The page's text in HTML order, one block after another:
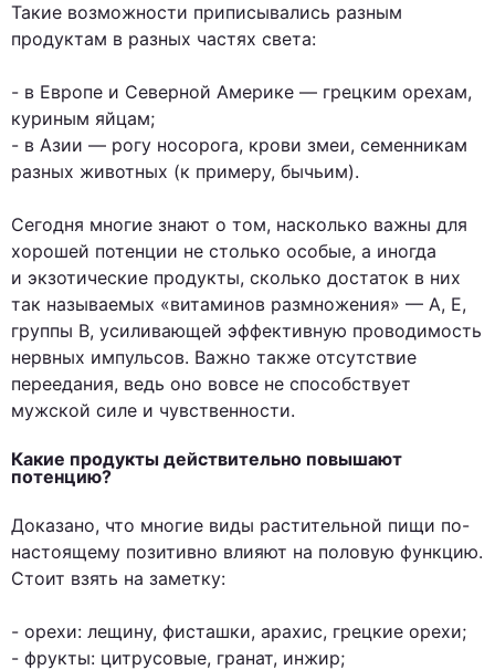
Такие возможности приписывались разным
продуктам в разных частях света:
- в Европе и Северной Америке — грецким орехам,
куриным яйцам;
- в Азии — рогу носорога, крови змеи, семенникам
разных животных (к примеру, бычьим).
Сегодня многие знают о том, насколько важны для
хорошей потенции не столько особые, а иногда
и экзотические продукты, сколько достаток в них
так называемых «витаминов размножения» — А, Е,
группы В, усиливающей эффективную проводимость
нервных импульсов. Важно также отсутствие
переедания, ведь оно вовсе не способствует
мужской силе и чувственности.
Какие продукты действительно повышают
потенцию?
Доказано, что многие виды растительной пищи по-
настоящему позитивно влияют на половую функцию.
Стоит взять на заметку:
- орехи: лещину, фисташки, арахис, грецкие орехи;
- фрукты: цитрусовые, гранат, инжир;